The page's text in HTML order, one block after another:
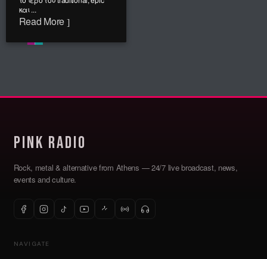
και ...
Read More
Pink Radio
Rock, metal & alternative from Athens — 24/7 live broadcast, news,
events and culture.
NAVIGATE